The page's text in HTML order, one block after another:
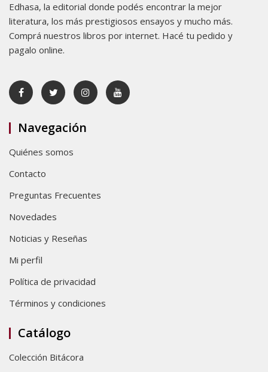
Edhasa, la editorial donde podés encontrar la mejor
literatura, los más prestigiosos ensayos y mucho más.
Comprá nuestros libros por internet. Hacé tu pedido y
pagalo online.
Navegación
Quiénes somos
Contacto
Preguntas Frecuentes
Novedades
Noticias y Reseñas
Mi perfil
Política de privacidad
Términos y condiciones
Catálogo
Colección Bitácora